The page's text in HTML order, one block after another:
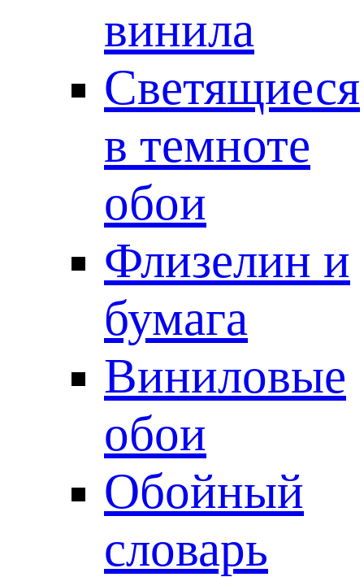
винила
Светящиеся
в темноте
обои
Флизелин и
бумага
Виниловые
обои
Обойный
словарь